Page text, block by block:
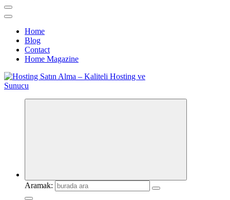
Home
Blog
Contact
Home Magazine
Aramak: